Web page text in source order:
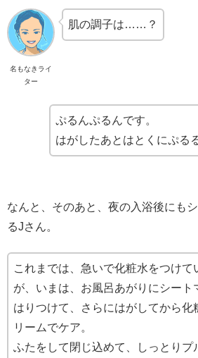
名もなきライ
ター
肌の調子は……？
ぷるんぷるんです。
はがしたあとはとくにぷる
なんと、そのあと、夜の入浴後にも
るJさん。
これまでは、急いで化粧水をつけて
が、いまは、お風呂あがりにシート
はりつけて、さらにはがしてから化
リームでケア。
ふたをして閉じ込めて、しっとりプ